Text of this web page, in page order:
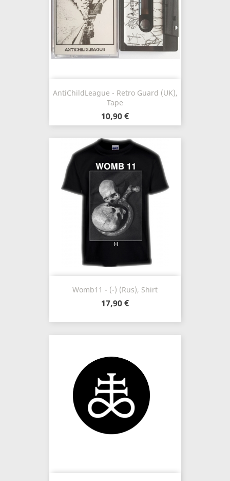
AntiChildLeague - Retro Guard (UK),
Tape
10,90 €
Womb11 - (-) (Rus), Shirt
17,90 €